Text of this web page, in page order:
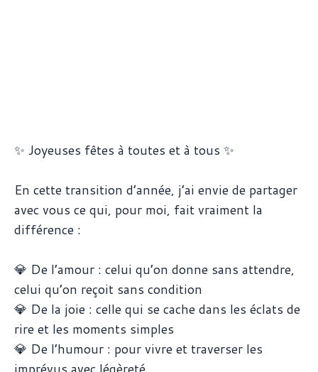
✨ Joyeuses fêtes à toutes et à tous ✨
En cette transition d’année, j’ai envie de partager
avec vous ce qui, pour moi, fait vraiment la
différence :
💎 De l’amour : celui qu’on donne sans attendre,
celui qu’on reçoit sans condition
💎 De la joie : celle qui se cache dans les éclats de
rire et les moments simples
💎 De l’humour : pour vivre et traverser les